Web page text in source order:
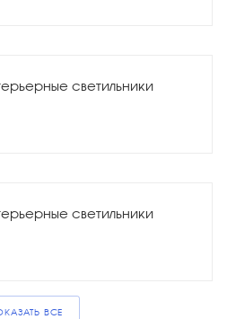
светильники
светильники
ВСЕ